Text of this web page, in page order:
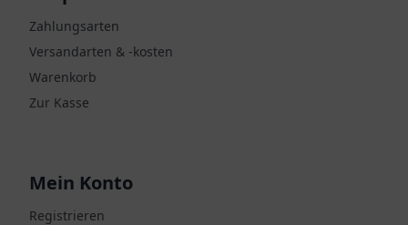
Zahlungsarten
Versandarten & -kosten
Warenkorb
Zur Kasse
Mein Konto
Registrieren